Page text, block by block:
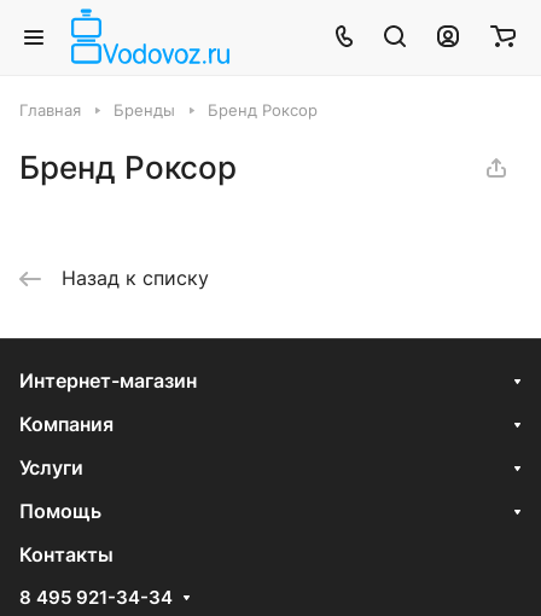
Главная Бренды Бренд Роксор
Бренд Роксор
Назад к списку
Интернет-магазин
Компания
Услуги
Помощь
Контакты
8 495 921-34-34